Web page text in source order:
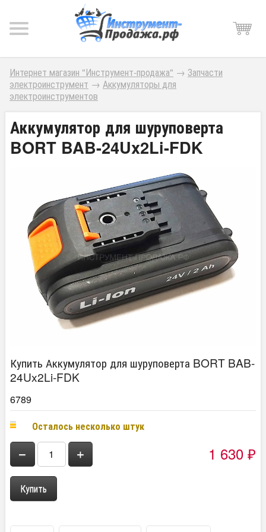
Интернет магазин "Инструмент-продажа" → Запчасти
электроинструмент → Аккумуляторы для
электроинструментов
Аккумулятор для шуруповерта
BORT BAB-24Ux2Li-FDK
Купить Аккумулятор для шуруповерта BORT BAB-
24Ux2Li-FDK
6789
Осталось несколько штук
− + 1 630 ₽